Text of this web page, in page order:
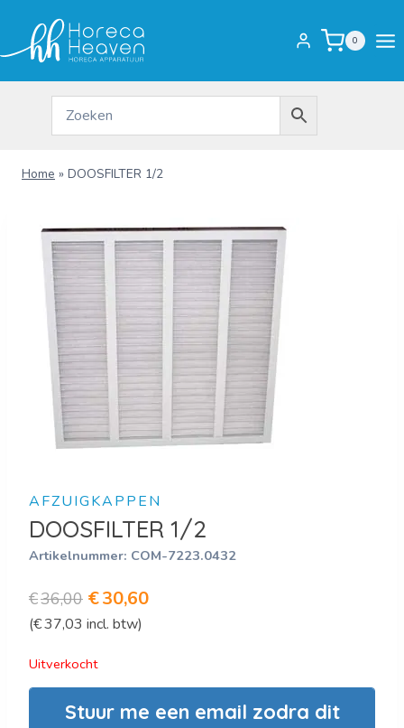
inhoud
0
Home » DOOSFILTER 1/2
AFZUIGKAPPEN
DOOSFILTER 1/2
Artikelnummer: COM-7223.0432
€36,00 Oorspronkelijke
prijs
was:
€36,00.
€30,60Huidige
€30,60.
(€37,03 incl. btw)
Uitverkocht
Stuur me een email zodra dit